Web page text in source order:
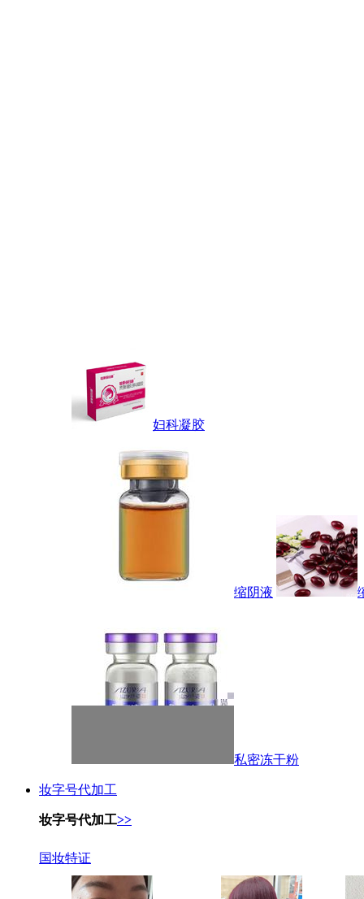
妇科凝胶
缩阴液
私密冻干粉
妆字号代加工
妆字号代加工>>
国妆特证